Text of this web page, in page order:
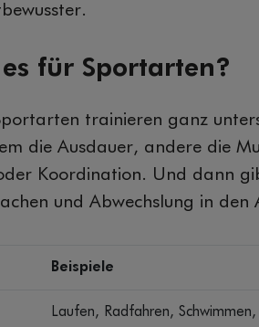
für Sportarten?
trainieren ganz
die Ausdauer, andere die
Koordination. Und dann
und Abwechslung in
Beispiele
Laufen, Radfahren,